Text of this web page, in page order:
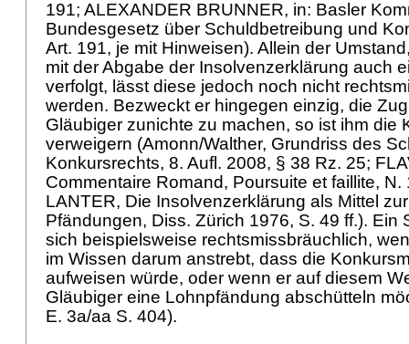
191; ALEXANDER BRUNNER, in: Basler
Bundesgesetz über Schuldbetreibung und
Art. 191, je mit Hinweisen). Allein der
mit der Abgabe der Insolvenzerklärung auch
verfolgt, lässt diese jedoch noch nicht
werden. Bezweckt er hingegen einzig, die
Gläubiger zunichte zu machen, so ist ihm die
verweigern (Amonn/Walther, Grundriss des
Konkursrechts, 8. Aufl. 2008, § 38 Rz. 25;
Commentaire Romand, Poursuite et faillite, N.
LANTER, Die Insolvenzerklärung als Mittel
Pfändungen, Diss. Zürich 1976, S. 49 ff.). Ein
sich beispielsweise rechtsmissbräuchlich,
im Wissen darum anstrebt, dass die
aufweisen würde, oder wenn er auf diesem
Gläubiger eine Lohnpfändung abschütteln
E. 3a/aa S. 404).